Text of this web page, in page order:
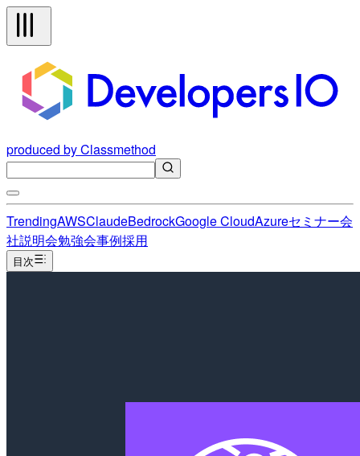
produced by Classmethod
TrendingAWSClaudeBedrockGoogle CloudAzureセミナー会
社説明会勉強会事例採用
目次